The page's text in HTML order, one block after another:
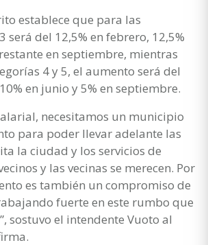
establece que para las
será del 12,5% en febrero, 12,5%
en septiembre, mientras
4 y 5, el aumento será del
en junio y 5% en septiembre.
necesitamos un municipio
para poder llevar adelante las
la ciudad y los servicios de
y las vecinas se merecen. Por
es también un compromiso de
fuerte en este rumbo que
sostuvo el intendente Vuoto al